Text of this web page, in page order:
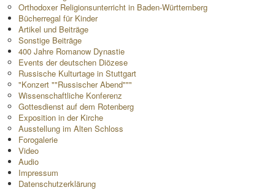
Orthodoxer Religionsunterricht in Baden-Württemberg
Bücherregal für Kinder
Artikel und Beiträge
Sonstige Beiträge
400 Jahre Romanow Dynastie
Events der deutschen Diözese
Russische Kulturtage in Stuttgart
"Konzert ""Russischer Abend"""
Wissenschaftliche Konferenz
Gottesdienst auf dem Rotenberg
Exposition in der Kirche
Ausstellung im Alten Schloss
Forogalerie
Video
Audio
Impressum
Datenschutzerklärung